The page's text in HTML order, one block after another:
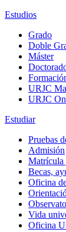
Estudios
Grado
Doble
Máster
URJC
URJC
Estudiar
Pruebas
Admisión
Matrícula
Becas,
Oficina
Vida
Oficina